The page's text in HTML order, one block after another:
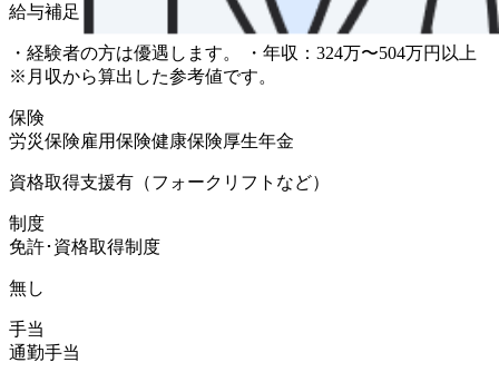
給与補足
・経験者の方は優遇します。 ・年収：324万〜504万円以上
※月収から算出した参考値です。
保険
労災保険雇用保険健康保険厚生年金
資格取得支援有（フォークリフトなど）
制度
免許･資格取得制度
無し
手当
通勤手当